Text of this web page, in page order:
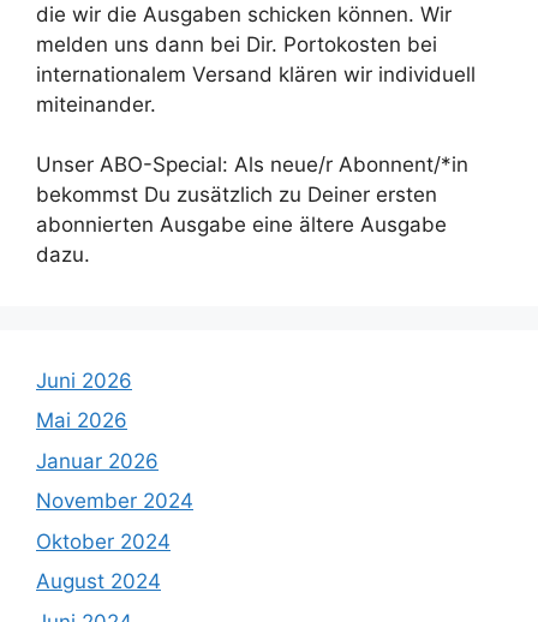
die wir die Ausgaben schicken können. Wir
melden uns dann bei Dir. Portokosten bei
internationalem Versand klären wir individuell
miteinander.
Unser ABO-Special: Als neue/r Abonnent/*in
bekommst Du zusätzlich zu Deiner ersten
abonnierten Ausgabe eine ältere Ausgabe
dazu.
Juni 2026
Mai 2026
Januar 2026
November 2024
Oktober 2024
August 2024